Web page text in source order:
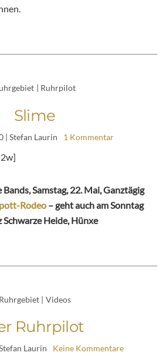
| Ruhrpilot
Slime
| Stefan Laurin 1 Kommentar
Samstag, 22. Mai, Ganztägig
Rodeo – geht auch am Sonntag
Heide, Hünxe
Ruhrgebiet | Videos
Ruhrpilot
Laurin Keine Kommentare